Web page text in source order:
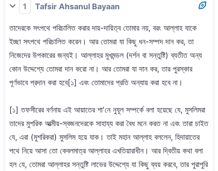
1 Tafsir Ahsanul Bayaan
তাদেরকে সৎপথে পরিচালিত করার দায়-দায়িত্ব তোমার নয়, বরং আল্লাহ যাকে
ইচ্ছা সৎপথে পরিচালিত করেন। আর তোমরা যা কিছু ধন-সম্পদ দান কর, তা
নিজেদের উপকারের জন্যই। আল্লাহর মুখমন্ডল (দর্শন বা সন্তুষ্টি) ব্যতীত অন্য
কোন উদ্দেশ্যে তোমরা দান করো না। আর তোমরা যা দান কর, তার পুরস্কার
পূর্ণভাবে প্রদান করা হবে[১] এবং তোমাদের প্রতি অন্যায় করা হবে না।
[১] তফসীরের বর্ণনায় এই আয়াতের শা'নে নুযূল সম্পর্কে বলা হয়েছে যে, মুসলিমরা
তাদের মুশরিক আত্মীয়-স্বজনদেরকে সাহায্য করা বৈধ মনে করত না এবং তারা চাইত
যে, এরা (মুশরিকরা) মুসলিম হয়ে যাক। তাই মহান আল্লাহ বললেন, হিদায়াতের
পথে নিয়ে আসা তো কেবলমাত্র আল্লাহর এখতিয়ারাধীন। আর দ্বিতীয় কথা বলা
হল যে, তোমরা আল্লাহর সন্তুষ্টি লাভের উদ্দেশ্যে যা কিছু ব্যয় করবে, তার পুরাপুরি